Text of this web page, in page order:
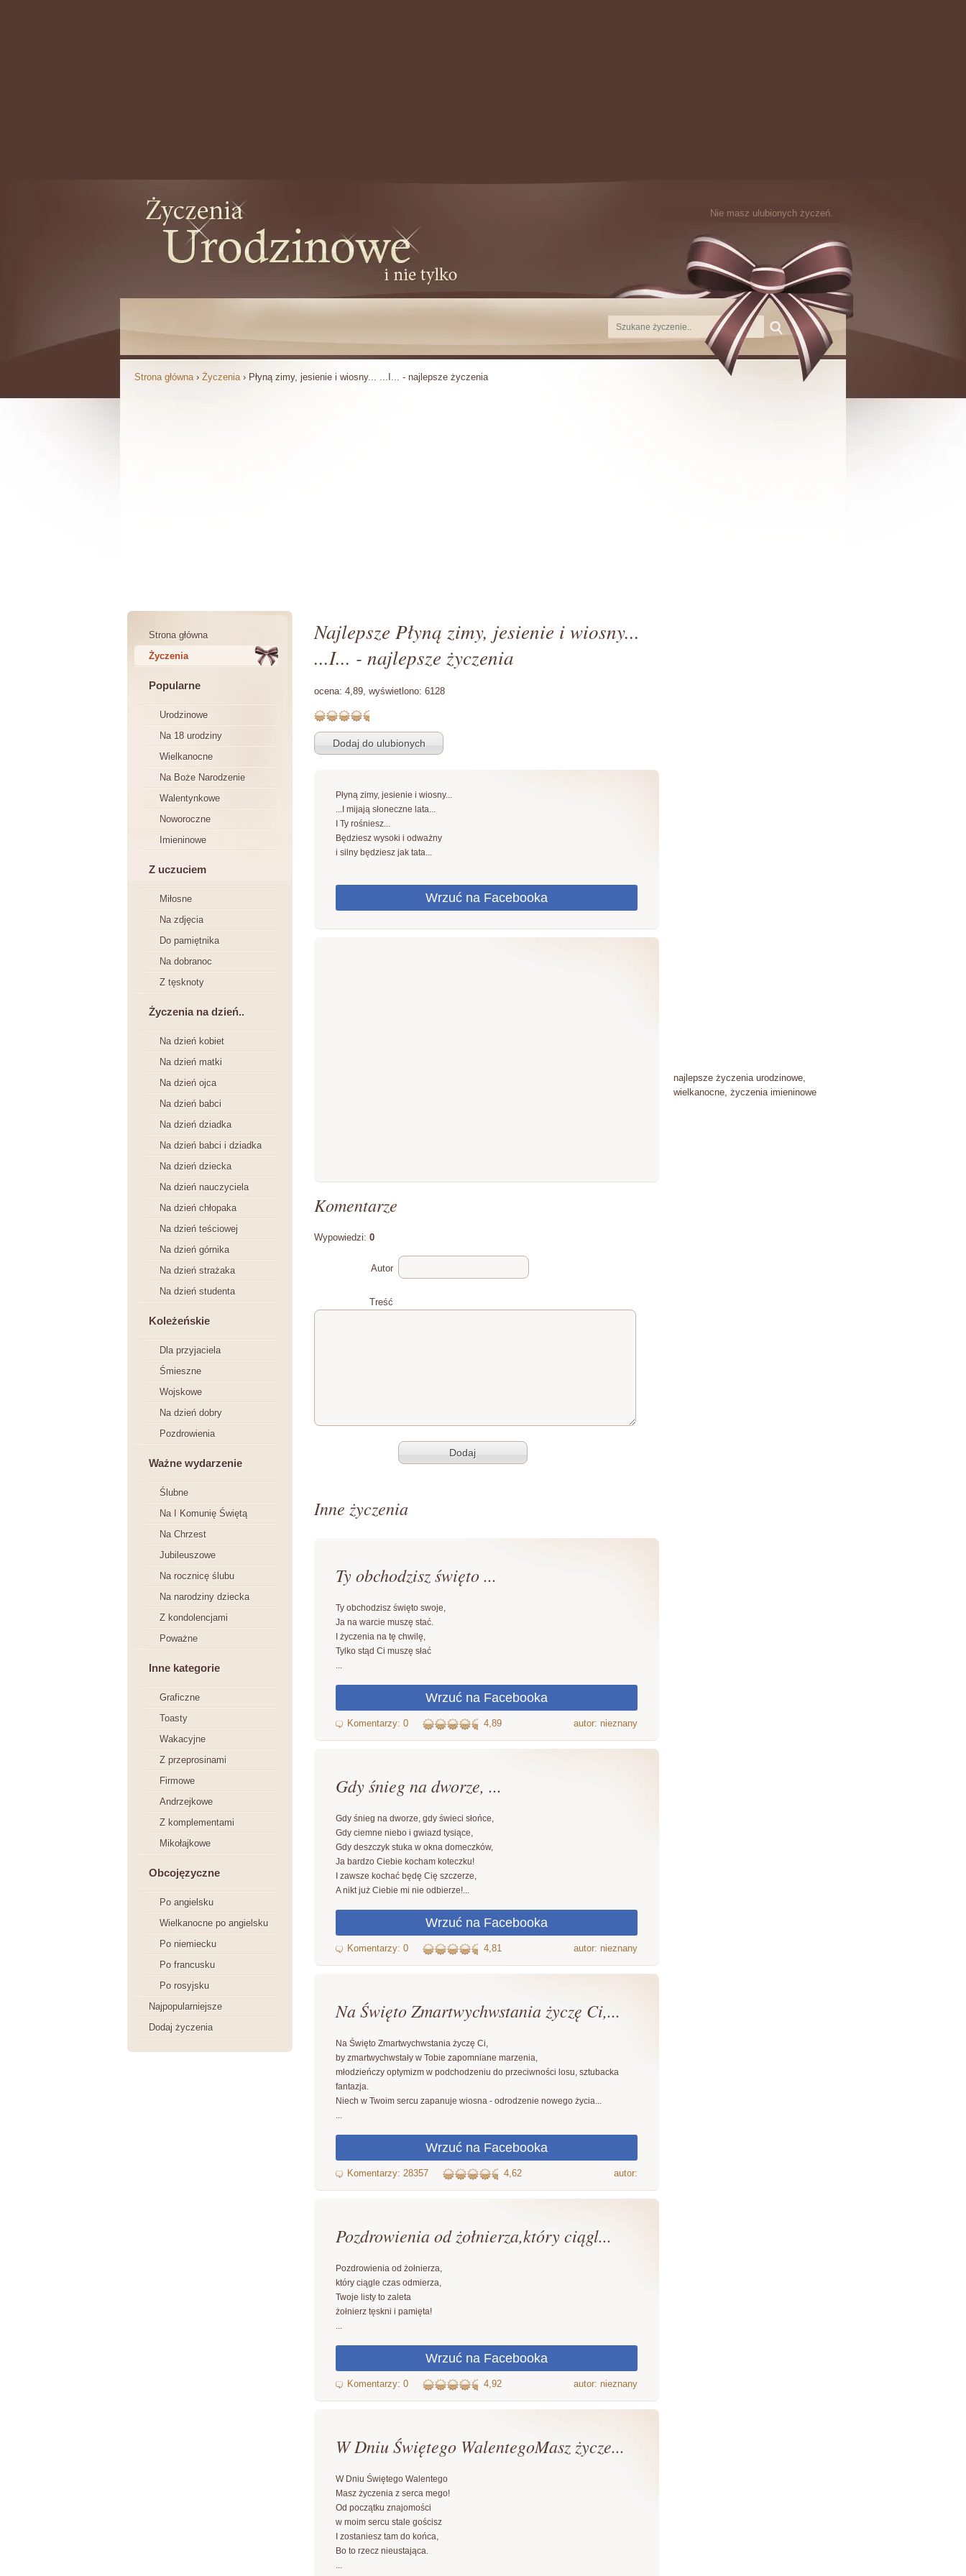
Nie masz ulubionych życzeń.
Strona główna › Życzenia › Płyną zimy, jesienie i wiosny... ...I... - najlepsze życzenia
Strona główna
Życzenia
Popularne
Urodzinowe
Na 18 urodziny
Wielkanocne
Na Boże Narodzenie
Walentynkowe
Noworoczne
Imieninowe
Z uczuciem
Miłosne
Na zdjęcia
Do pamiętnika
Na dobranoc
Z tęsknoty
Życzenia na dzień..
Na dzień kobiet
Na dzień matki
Na dzień ojca
Na dzień babci
Na dzień dziadka
Na dzień babci i dziadka
Na dzień dziecka
Na dzień nauczyciela
Na dzień chłopaka
Na dzień teściowej
Na dzień górnika
Na dzień strażaka
Na dzień studenta
Koleżeńskie
Dla przyjaciela
Śmieszne
Wojskowe
Na dzień dobry
Pozdrowienia
Ważne wydarzenie
Ślubne
Na I Komunię Świętą
Na Chrzest
Jubileuszowe
Na rocznicę ślubu
Na narodziny dziecka
Z kondolencjami
Poważne
Inne kategorie
Graficzne
Toasty
Wakacyjne
Z przeprosinami
Firmowe
Andrzejkowe
Z komplementami
Mikołajkowe
Obcojęzyczne
Po angielsku
Wielkanocne po angielsku
Po niemiecku
Po francusku
Po rosyjsku
Najpopularniejsze
Dodaj życzenia
Najlepsze Płyną zimy, jesienie i wiosny...
...I... - najlepsze życzenia
ocena: 4,89, wyświetlono: 6128
Płyną zimy, jesienie i wiosny...
...I mijają słoneczne lata...
I Ty rośniesz...
Będziesz wysoki i odważny
i silny będziesz jak tata...
Komentarze
Wypowiedzi: 0
Autor
Treść
Inne życzenia
Ty obchodzisz święto ...
Ty obchodzisz święto swoje,
Ja na warcie muszę stać.
I życzenia na tę chwilę,
Tylko stąd Ci muszę słać
...
4,89 autor: nieznany
Gdy śnieg na dworze, ...
Gdy śnieg na dworze, gdy świeci słońce,
Gdy ciemne niebo i gwiazd tysiące,
Gdy deszczyk stuka w okna domeczków,
Ja bardzo Ciebie kocham koteczku!
I zawsze kochać będę Cię szczerze,
A nikt już Ciebie mi nie odbierze!...
4,81 autor: nieznany
Na Święto Zmartwychwstania życzę Ci,...
Na Święto Zmartwychwstania życzę Ci,
by zmartwychwstały w Tobie zapomniane marzenia,
młodzieńczy optymizm w podchodzeniu do przeciwności losu, sztubacka
fantazja.
Niech w Twoim sercu zapanuje wiosna - odrodzenie nowego życia...
...
4,62 autor:
Pozdrowienia od żołnierza,który ciągl...
Pozdrowienia od żołnierza,
który ciągle czas odmierza,
Twoje listy to zaleta
żołnierz tęskni i pamięta!
...
4,92 autor: nieznany
W Dniu Świętego WalentegoMasz życze...
W Dniu Świętego Walentego
Masz życzenia z serca mego!
Od początku znajomości
w moim sercu stale gościsz
I zostaniesz tam do końca,
Bo to rzecz nieustająca.
...
najlepsze życzenia urodzinowe,
wielkanocne, życzenia imieninowe